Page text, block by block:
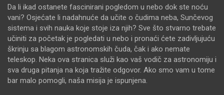
Da li ikad ostanete fascinirani pogledom u nebo dok ste noću
vani? Osjećate li nadahnuće da učite o čudima neba, Sunčevog
sistema i svih nauka koje stoje iza njih? Sve što stvarno trebate
učiniti za početak je pogledati u nebo i pronaći ćete zadivljujuću
škrinju sa blagom astronomskih čuda, čak i ako nemate
teleskop. Neka ova stranica služi kao vaš vodič za astronomiju i
sva druga pitanja na koja tražite odgovor. Ako smo vam u tome
bar malo pomogli, naša misija je ispunjena.